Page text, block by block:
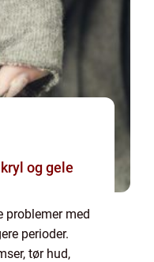
og gele
problemer med
perioder.
tør hud,